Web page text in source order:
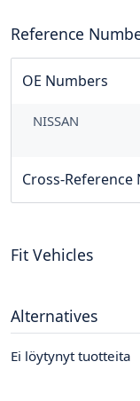
Reference
OE Numbers
NISSAN
Cross-Reference
Fit Vehicles
Alternatives
Ei löytynyt tuotteita